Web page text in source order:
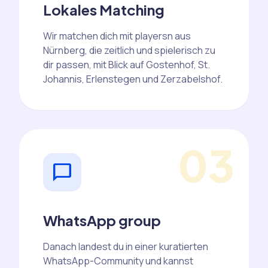
Lokales Matching
Wir matchen dich mit playersn aus
Nürnberg, die zeitlich und spielerisch zu
dir passen, mit Blick auf Gostenhof, St.
Johannis, Erlenstegen und Zerzabelshof.
03
chat_bubble
WhatsApp group
Danach landest du in einer kuratierten
WhatsApp-Community und kannst